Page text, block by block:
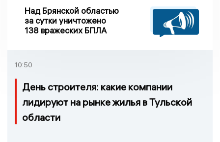
Над Брянской областью
за сутки уничтожено
138 вражеских БПЛА
10:50
День строителя: какие компании
лидируют на рынке жилья в Тульской
области